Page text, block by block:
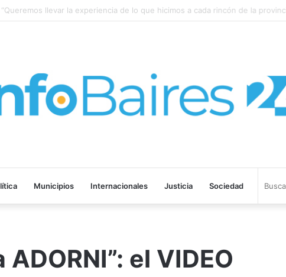
llevar la experiencia de lo que hicimos a cada rincón de la provincia”
Municipios Internacionales Justicia Sociedad
el VIDEO